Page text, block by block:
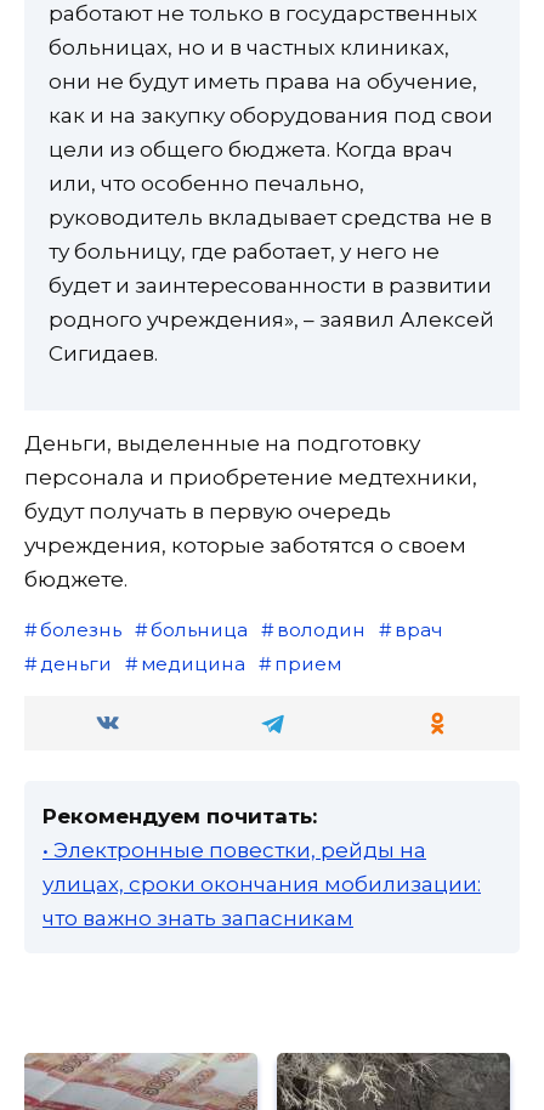
работают не только в государственных
больницах, но и в частных клиниках,
они не будут иметь права на обучение,
как и на закупку оборудования под свои
цели из общего бюджета. Когда врач
или, что особенно печально,
руководитель вкладывает средства не в
ту больницу, где работает, у него не
будет и заинтересованности в развитии
родного учреждения», – заявил Алексей
Сигидаев.
Деньги, выделенные на подготовку
персонала и приобретение медтехники,
будут получать в первую очередь
учреждения, которые заботятся о своем
бюджете.
болезнь больница володин
врач
деньги
медицина прием
Рекомендуем почитать:
• Электронные повестки, рейды на
улицах, сроки окончания мобилизации:
что важно знать запасникам